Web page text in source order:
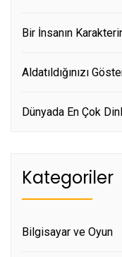
Bir İnsanın
Aldatıldığınızı
Dünyada En Çok
Kategoriler
Bilgisayar ve Oyun